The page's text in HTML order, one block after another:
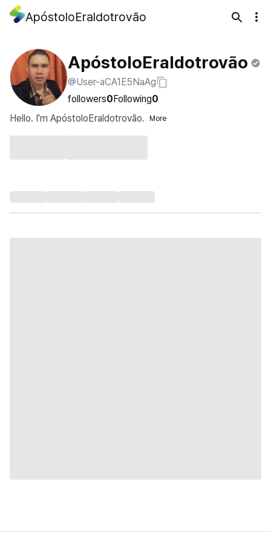
ApóstoloEraldotrovão
ApóstoloEraldotrovão
@User-aCA1E5NaAg
followers0Following0
Hello. I'm ApóstoloEraldotrovão.
More